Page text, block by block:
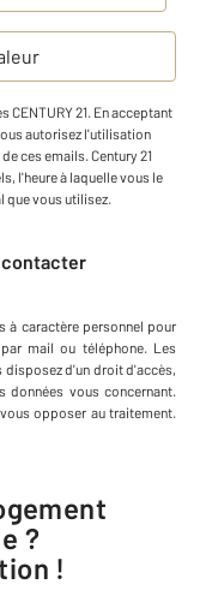
21. En acceptant
autorisez l'utilisation
ces emails. Century 21
l'heure à laquelle vous le
que vous utilisez.
à caractère personnel pour
mail ou téléphone. Les
d'un droit d'accès,
vous concernant.
opposer au traitement.
?
!